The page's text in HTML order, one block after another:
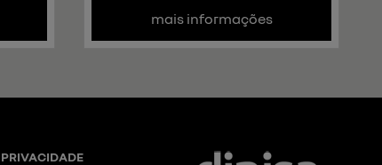
mais informações